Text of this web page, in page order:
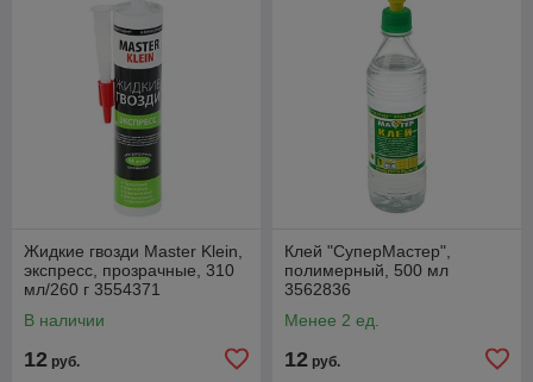
Жидкие гвозди Master Klein,
экспресс, прозрачные, 310
мл/260 г 3554371
В наличии
12 руб.
Клей "СуперМастер",
полимерный, 500 мл
3562836
Менее 2 ед.
12 руб.